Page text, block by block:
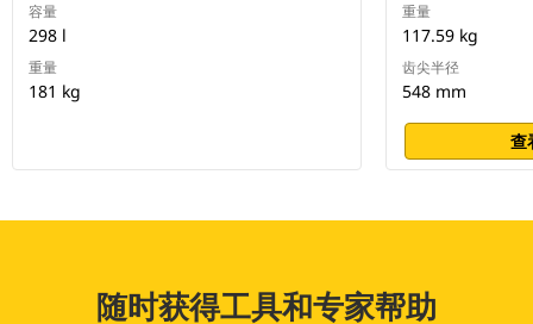
容量
298 l
重量
181 kg
重量
117.59 kg
齿尖半径
548 mm
查
随时获得工具和专家帮助